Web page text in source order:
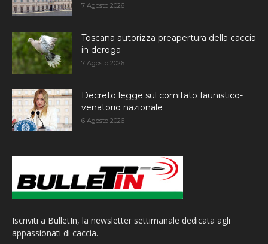
7 Agosto 2026
Toscana autorizza preapertura della caccia
in deroga
7 Agosto 2026
Decreto legge sul comitato faunistico-
venatorio nazionale
6 Agosto 2026
Iscriviti a BulletIn, la newsletter settimanale dedicata agli
appassionati di caccia.